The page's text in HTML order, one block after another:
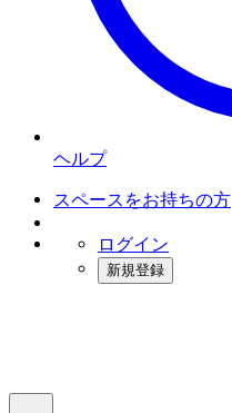
ヘルプ
スペースをお持ちの方
ログイン
新規登録